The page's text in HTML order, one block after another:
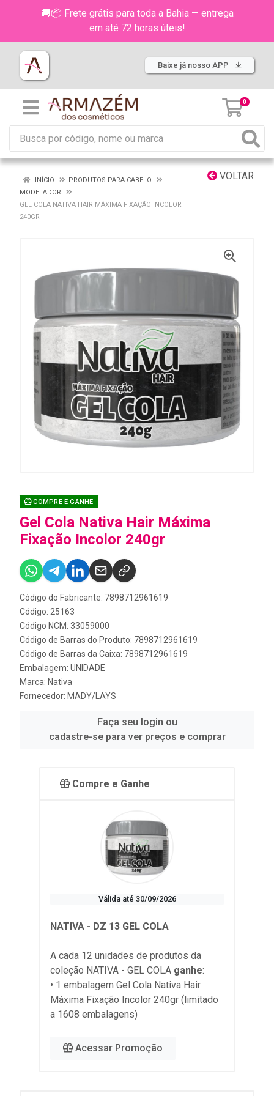
🚚📦 Frete grátis para toda a Bahia — entrega
em até 72 horas úteis!
Baixe já nosso APP
0
VOLTAR
INÍCIO
PRODUTOS PARA CABELO
MODELADOR
GEL COLA NATIVA HAIR MÁXIMA FIXAÇÃO INCOLOR
240GR
COMPRE E GANHE
Gel Cola Nativa Hair Máxima
Fixação Incolor 240gr
Código do Fabricante: 7898712961619
Código: 25163
Código NCM: 33059000
Código de Barras do Produto: 7898712961619
Código de Barras da Caixa: 7898712961619
Embalagem: UNIDADE
Marca: Nativa
Fornecedor: MADY/LAYS
Faça seu login ou
cadastre-se para ver preços e comprar
Compre e Ganhe
Válida até 30/09/2026
NATIVA - DZ 13 GEL COLA
A cada 12 unidades de produtos da
coleção NATIVA - GEL COLA ganhe:
• 1 embalagem Gel Cola Nativa Hair
Máxima Fixação Incolor 240gr (limitado
a 1608 embalagens)
Acessar Promoção